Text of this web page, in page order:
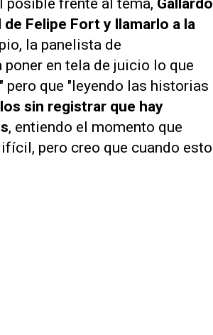
posible frente al tema, Gallardo
Felipe Fort y llamarlo a la
la panelista de
en tela de juicio lo que
que "leyendo las historias
sin registrar que hay
, entiendo el momento que
pero creo que cuando esto